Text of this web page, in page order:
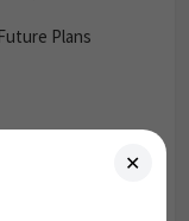
Plans
✕